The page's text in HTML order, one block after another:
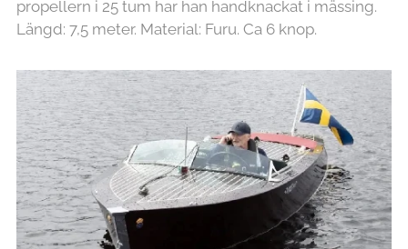
propellern i 25 tum har han handknackat i mässing.
Längd: 7,5 meter. Material: Furu. Ca 6 knop.